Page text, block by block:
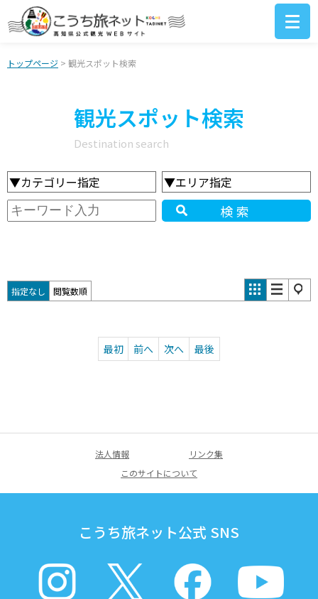
トップページ > 観光スポット検索
観光スポット検索
Destination search
▼カテゴリー指定 ▼エリア指定
検索
指定なし 閲覧数順
最初 前へ 次へ 最後
法人情報
リンク集
このサイトについて
こうち旅ネット公式 SNS